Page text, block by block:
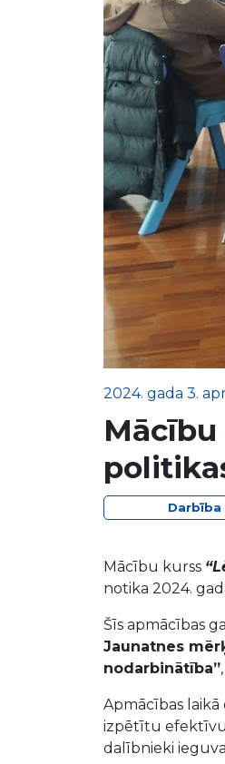
2024. gada 3.
Darbība
Mācību kurss
notika 2024.
Šīs apmācības
Jaunatnes
nodarbinātība”,
Apmācības
izpētītu
dalībnieki